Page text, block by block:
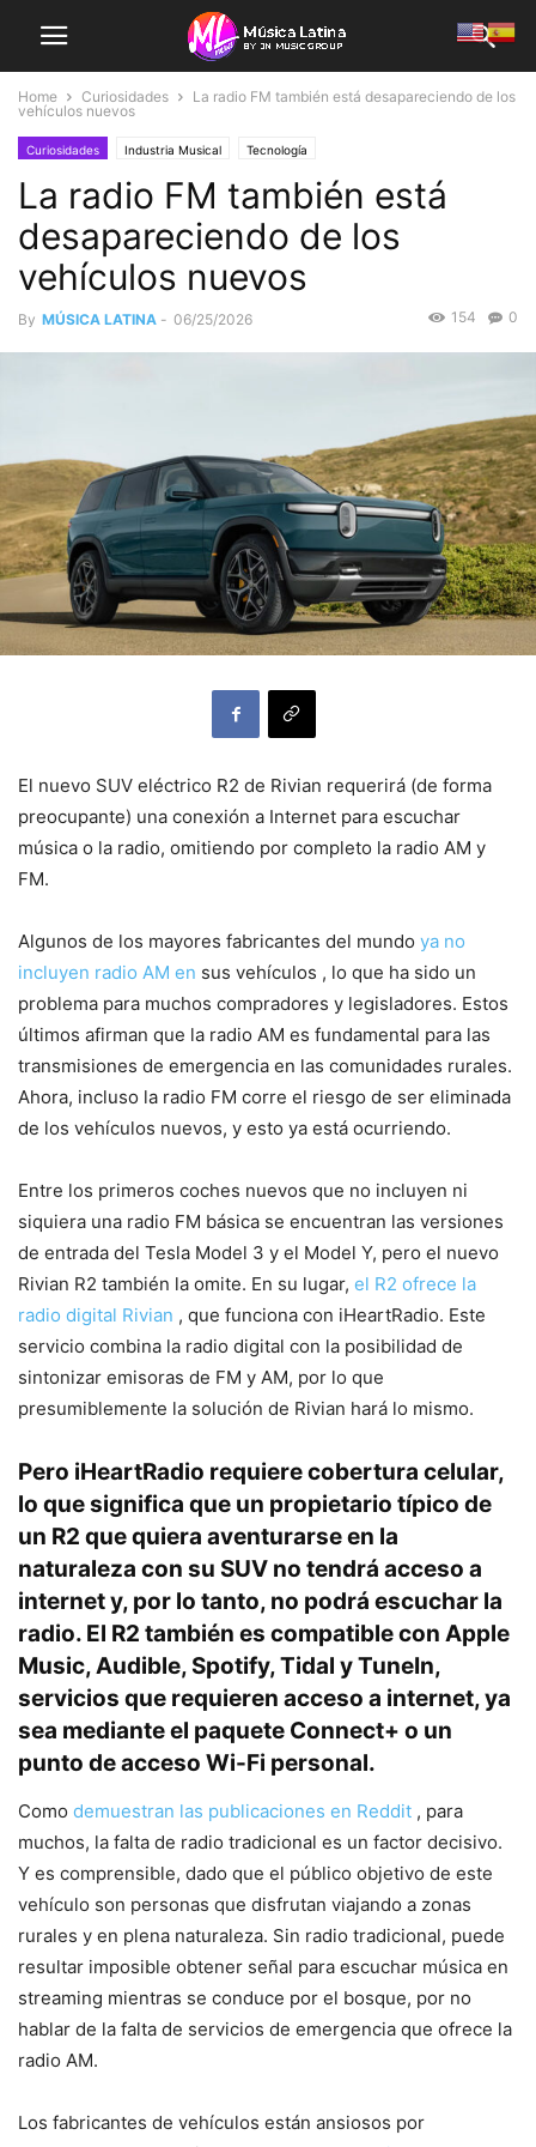
Home Curiosidades
La radio FM también está desapareciendo de los
vehículos nuevos
Curiosidades Industria Musical Tecnología
La radio FM también está
desapareciendo de los
vehículos nuevos
By MÚSICA LATINA - 06/25/2026 0
154
El nuevo SUV eléctrico R2 de Rivian requerirá (de forma
preocupante) una conexión a Internet para escuchar
música o la radio, omitiendo por completo la radio AM y
FM.
Algunos de los mayores fabricantes del mundo ya no
incluyen radio AM en sus vehículos , lo que ha sido un
problema para muchos compradores y legisladores. Estos
últimos afirman que la radio AM es fundamental para las
transmisiones de emergencia en las comunidades rurales.
Ahora, incluso la radio FM corre el riesgo de ser eliminada
de los vehículos nuevos, y esto ya está ocurriendo.
Entre los primeros coches nuevos que no incluyen ni
siquiera una radio FM básica se encuentran las versiones
de entrada del Tesla Model 3 y el Model Y, pero el nuevo
Rivian R2 también la omite. En su lugar, el R2 ofrece la
radio digital Rivian , que funciona con iHeartRadio. Este
servicio combina la radio digital con la posibilidad de
sintonizar emisoras de FM y AM, por lo que
presumiblemente la solución de Rivian hará lo mismo.
Pero iHeartRadio requiere cobertura celular,
lo que significa que un propietario típico de
un R2 que quiera aventurarse en la
naturaleza con su SUV no tendrá acceso a
internet y, por lo tanto, no podrá escuchar la
radio. El R2 también es compatible con Apple
Music, Audible, Spotify, Tidal y TuneIn,
servicios que requieren acceso a internet, ya
sea mediante el paquete Connect+ o un
punto de acceso Wi-Fi personal.
Como demuestran las publicaciones en Reddit , para
muchos, la falta de radio tradicional es un factor decisivo.
Y es comprensible, dado que el público objetivo de este
vehículo son personas que disfrutan viajando a zonas
rurales y en plena naturaleza. Sin radio tradicional, puede
resultar imposible obtener señal para escuchar música en
streaming mientras se conduce por el bosque, por no
hablar de la falta de servicios de emergencia que ofrece la
radio AM.
Los fabricantes de vehículos están ansiosos por